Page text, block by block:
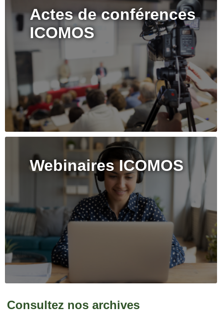
Actes de conférences
ICOMOS
Webinaires ICOMOS
Consultez nos archives